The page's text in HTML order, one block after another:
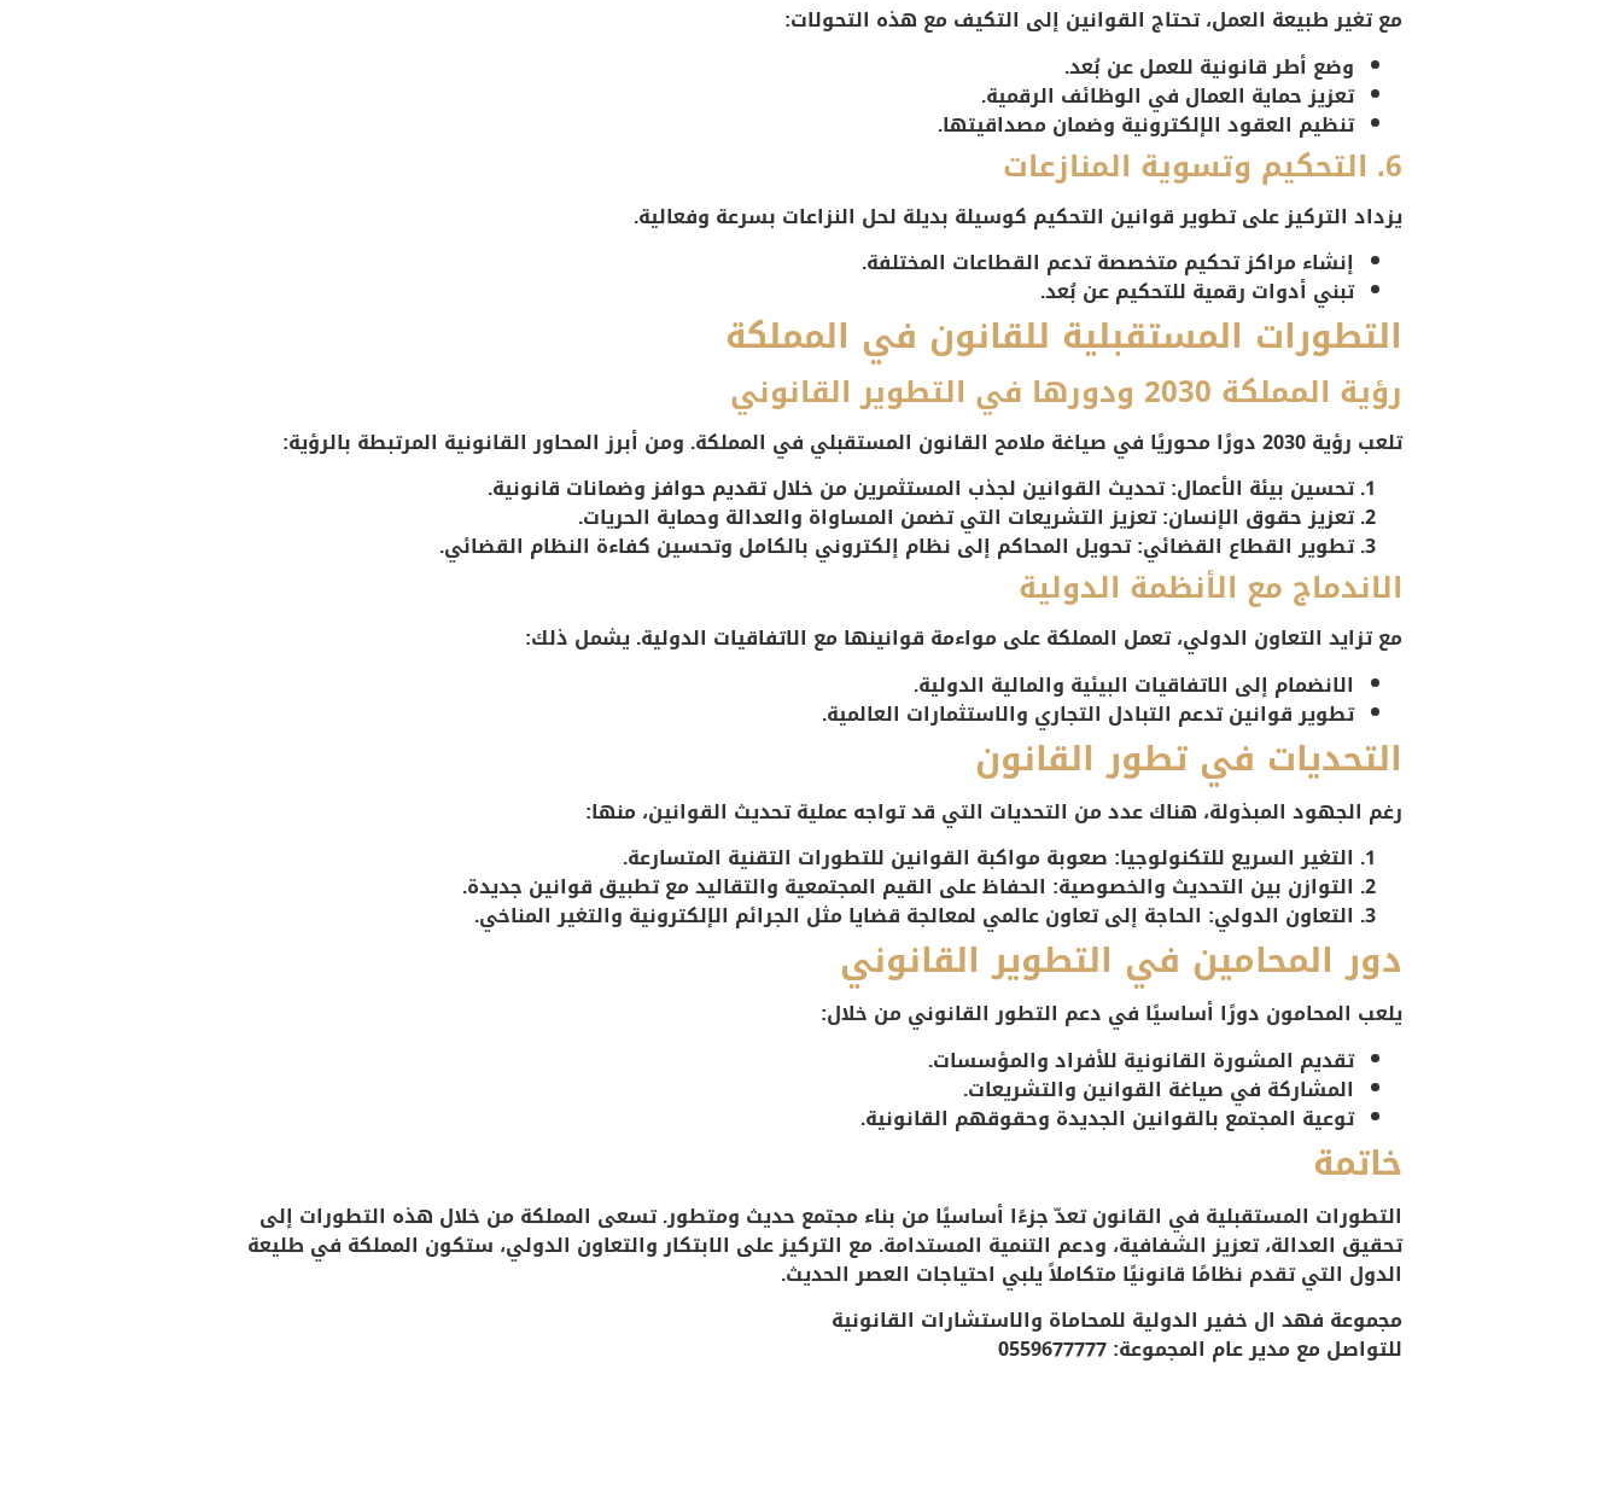
مع تغير طبيعة العمل، تحتاج القوانين إلى التكيف مع هذه التحولات:
وضع أطر قانونية للعمل عن بُعد.
تعزيز حماية العمال في الوظائف الرقمية.
تنظيم العقود الإلكترونية وضمان مصداقيتها.
6. التحكيم وتسوية المنازعات
يزداد التركيز على تطوير قوانين التحكيم كوسيلة بديلة لحل النزاعات بسرعة وفعالية.
إنشاء مراكز تحكيم متخصصة تدعم القطاعات المختلفة.
تبني أدوات رقمية للتحكيم عن بُعد.
التطورات المستقبلية للقانون في المملكة
رؤية المملكة 2030 ودورها في التطوير القانوني
تلعب رؤية 2030 دورًا محوريًا في صياغة ملامح القانون المستقبلي في المملكة. ومن أبرز المحاور القانونية المرتبطة بالرؤية:
تحسين بيئة الأعمال:تحديث القوانين لجذب المستثمرين من خلال تقديم حوافز وضمانات قانونية.
تعزيز حقوق الإنسان:تعزيز التشريعات التي تضمن المساواة والعدالة وحماية الحريات.
تطوير القطاع القضائي:تحويل المحاكم إلى نظام إلكتروني بالكامل وتحسين كفاءة النظام القضائي.
الاندماج مع الأنظمة الدولية
مع تزايد التعاون الدولي، تعمل المملكة على مواءمة قوانينها مع الاتفاقيات الدولية. يشمل ذلك:
الانضمام إلى الاتفاقيات البيئية والمالية الدولية.
تطوير قوانين تدعم التبادل التجاري والاستثمارات العالمية.
التحديات في تطور القانون
رغم الجهود المبذولة، هناك عدد من التحديات التي قد تواجه عملية تحديث القوانين، منها:
التغير السريع للتكنولوجيا: صعوبة مواكبة القوانين للتطورات التقنية المتسارعة.
التوازن بين التحديث والخصوصية: الحفاظ على القيم المجتمعية والتقاليد مع تطبيق قوانين جديدة.
التعاون الدولي: الحاجة إلى تعاون عالمي لمعالجة قضايا مثل الجرائم الإلكترونية والتغير المناخي.
دور المحامين في التطوير القانوني
يلعب المحامون دورًا أساسيًا في دعم التطور القانوني من خلال:
تقديم المشورة القانونية للأفراد والمؤسسات.
المشاركة في صياغة القوانين والتشريعات.
توعية المجتمع بالقوانين الجديدة وحقوقهم القانونية.
خاتمة
التطورات المستقبلية في القانون تعدّ جزءًا أساسيًا من بناء مجتمع حديث ومتطور. تسعى المملكة من خلال هذه التطورات إلى
تحقيق العدالة، تعزيز الشفافية، ودعم التنمية المستدامة. مع التركيز على الابتكار والتعاون الدولي، ستكون المملكة في طليعة
الدول التي تقدم نظامًا قانونيًا متكاملاً يلبي احتياجات العصر الحديث.
مجموعة فهد ال خفير الدولية للمحاماة والاستشارات القانونية
للتواصل مع مدير عام المجموعة: 0559677777